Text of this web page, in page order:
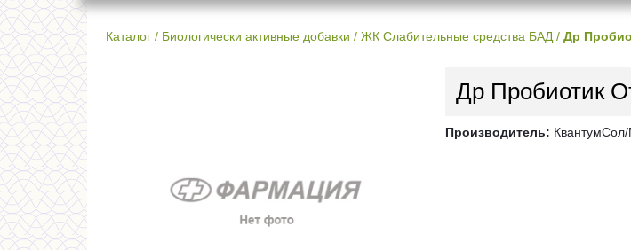
Каталог / Биологически активные добавки / ЖК Слабительные средства БАД / Др
Др Пробиотик
Производитель: